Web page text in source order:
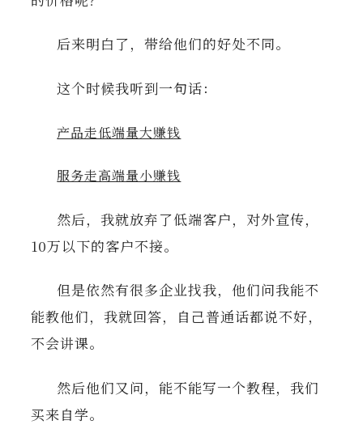
后来明白了，带给他们的好处不同。
这个时候我听到一句话：
产品走低端量大赚钱
服务走高端量小赚钱
然后，我就放弃了低端客户，对外宣传，
10万以下的客户不接。
但是依然有很多企业找我，他们问我能不
能教他们，我就回答，自己普通话都说不好，
不会讲课。
然后他们又问，能不能写一个教程，我们
买来自学。